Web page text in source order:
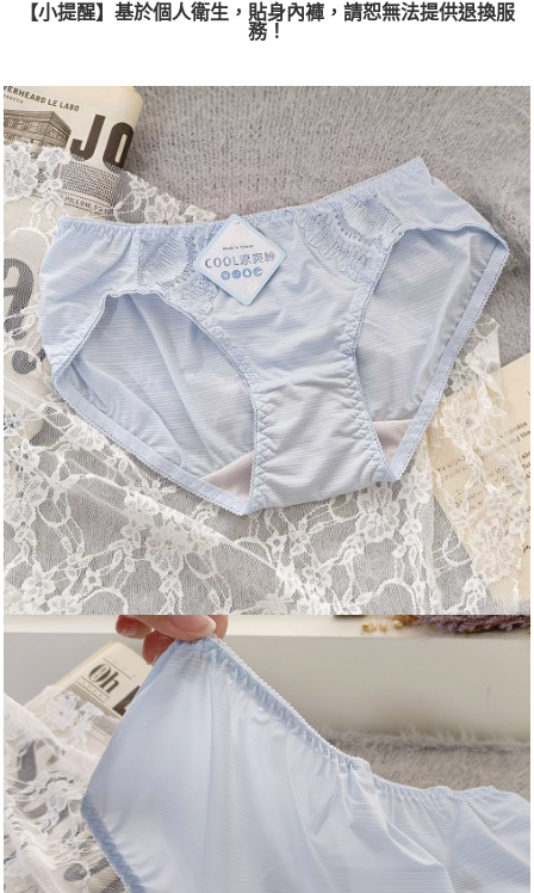
【小提醒】基於個人衛生，貼身內褲，請恕無法提供退換服
務！